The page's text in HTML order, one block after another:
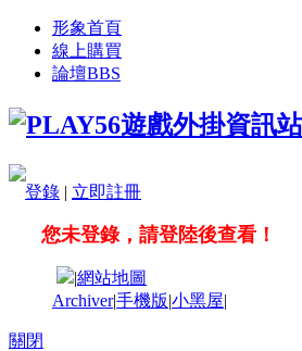
形象首頁
線上購買
論壇BBS
登錄 | 立即註冊
您未登錄，請登陸後查看！
|網站地圖
Archiver|手機版|小黑屋|
關閉